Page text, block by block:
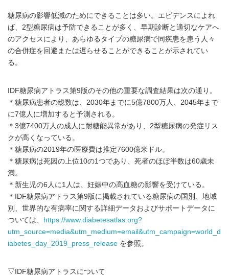
糖尿病の影響低減のためにできることは多い。エビデンスによれ
ば、2型糖尿病は予防できることが多く、早期診断と適切なケアへ
のアクセスにより、あらゆるタイプの糖尿病で同疾患を患う人々
の合併症を回避または遅らせることができることが示されてい
る。
IDF糖尿病アトラス第9版のその他の重要な調査結果は次の通り。
＊糖尿病患者の総数は、2030年までに5億7800万人、2045年まで
に7億人に増加すると予測される。
＊3億7400万人の成人に耐糖能異常があり、2型糖尿病の発症リス
クが高くなっている。
＊糖尿病の2019年の医療費は推定7600億米ドル。
＊糖尿病は死因の上位10の1つであり、死者のほぼ半数は60歳未
満。
＊新生児の6人に1人は、妊娠中の高血糖の影響を受けている。
＊IDF糖尿病アトラス第9版に掲載されている糖尿病の国別、地域
別、世界的な有病率に関する詳細データおよびサポートデータに
ついては、
https://www.diabetesatlas.org?
utm_source=media&utm_medium=email&utm_campaign=world_d
iabetes_day_2019_press_release を参照。
▽IDF糖尿病アトラスについて